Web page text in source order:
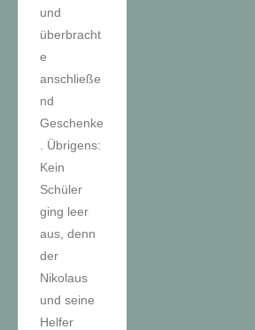
und
überbracht
e
anschließe
nd
Geschenke
. Übrigens:
Kein
Schüler
ging leer
aus, denn
der
Nikolaus
und seine
Helfer